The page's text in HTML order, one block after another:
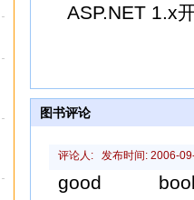
ASP.NET 1.x
图书评论
评论人: 发布时间: 2006-
good